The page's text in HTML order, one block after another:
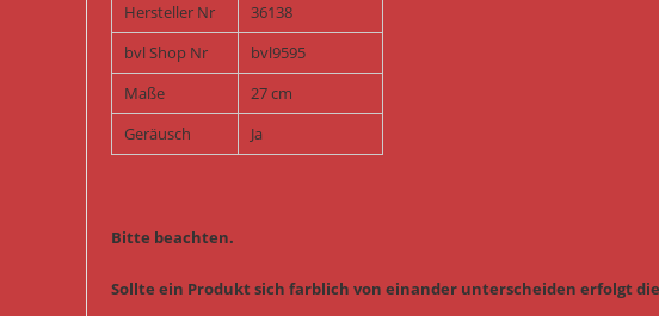
Hersteller Nr
36138
bvl Shop Nr
bvl9595
Maße
27 cm
Geräusch
Ja
Bitte beachten.
Sollte ein Produkt sich farblich von einander unterscheiden erfolgt